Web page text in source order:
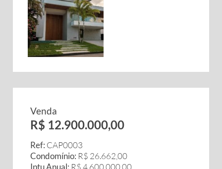
Venda
R$ 12.900.000,00
Ref: CAP0003
Condomínio: R$ 26.662,00
Iptu Anual: R$ 4.600.000,00